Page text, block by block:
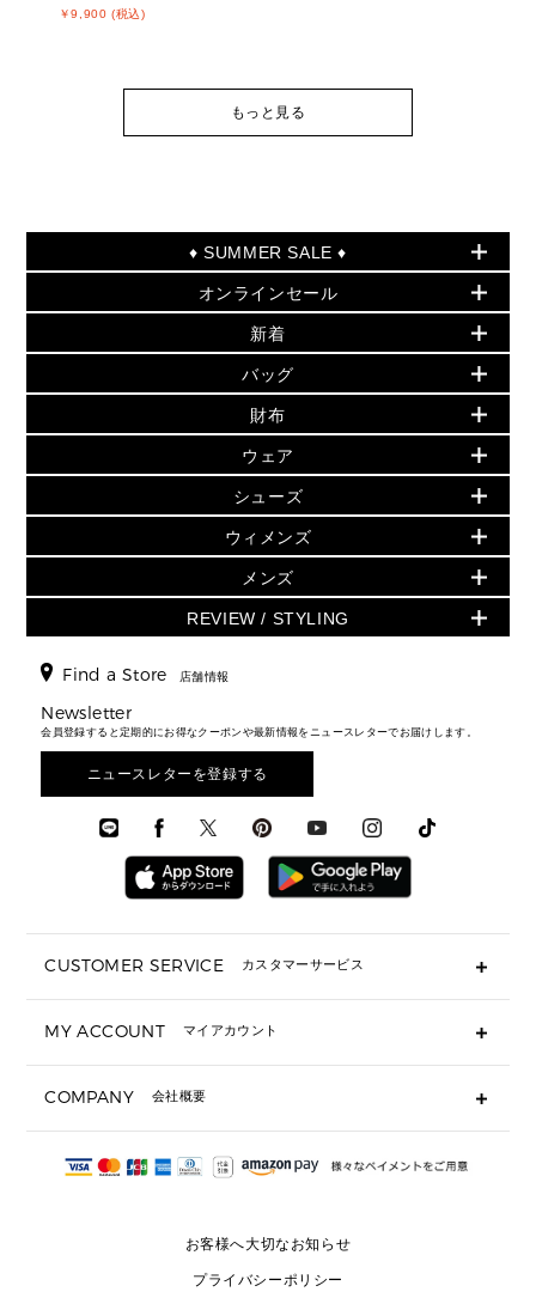
￥9,900 (税込)
もっと見る
♦ SUMMER SALE ♦
セールおすすめアイテム
▶ ウィメンズ
バッグ
小物
シューズ・靴
ウェア
アクセサリー
時計
▶ メンズ
バッグ
ウェア
アクセサリー
オンラインセール
PRODUCT OF THE MONTH - 今月の特別価格
再値下げアイテム
追加アイテム
▶ ウィメンズすべて(ウェア・シューズ除く)
バッグ
財布・小物
ウェア
シューズ
時計・ジュエリー
アクセサリー
メンズ バッグ
メンズ 財布・小物
メンズ シューズ
メンズ ウェア
メンズ 時計・その他
新着
夏のスタイル
▶ すべて
▶ ウィメンズすべて
財布・小物
アクセサリー
フレグランス
シューズ
▶ メンズすべて
メンズ財布・小物
メンズアクセサリー
メンズウェア
バッグ
人気の定番アイテム
日本限定 - バッグ
▶ ウィメンズすべて
トートバッグ
ショルダーバッグ
クロスボディ・斜め掛け
トラベル
3 IN 1 / 2 IN 1 バッグ
▶ メンズすべて
財布
日本限定 - 財布・小物
▶ ウィメンズすべて
GREENWICH
折り財布(二つ折り・三つ折り)
長財布
▶ メンズすべて
ウェア
▶ ウィメンズすべて
トップス
スカート・パンツ
ジャケット・アウター
▶ メンズすべて
シューズ
▶ ウィメンズすべて
サンダル
スニーカー
▶ メンズすべて
ウィメンズ
人気の定番アイテム
▶ ウィメンズすべて
▶ バッグすべて
通勤・通学アイテム
3 IN 1 バッグ
ミニ財布・フラグメントケース
▶ 小物すべて
定期ケース・カードケース・名刺入れ
スニーカー
▶ ウェア
メンズ
▶ メンズすべて
財布・小物
時計・ジュエリー
アクセサリー
REVIEW / STYLING
エディターレビュー
Find a Store 店舗情報
Newsletter
会員登録すると定期的にお得なクーポンや最新情報をニュースレターでお届けします。
ニュースレターを登録する
CUSTOMER SERVICE カスタマーサービス
ギフト用にラッピングができますか？
ショッピングバッグを購入商品分送ってもらえますか？
注文後に完了メールが受信できないのですが？
サイズ交換はできますか？
MY ACCOUNT マイアカウント
COMPANY 会社概要
会社概要
お客様へ大切なお知らせ
プライバシーポリシー